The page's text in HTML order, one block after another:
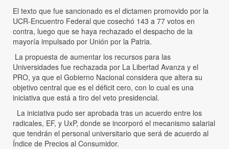
El texto que fue sancionado es el dictamen promovido por la
UCR-Encuentro Federal que cosechó 143 a 77 votos en
contra, luego que se haya rechazado el despacho de la
mayoría impulsado por Unión por la Patria.
La propuesta de aumentar los recursos para las
Universidades fue rechazada por La Libertad Avanza y el
PRO, ya que el Gobierno Nacional considera que altera su
objetivo central que es el déficit cero, con lo cual es una
iniciativa que está a tiro del veto presidencial.
La iniciativa pudo ser aprobada tras un acuerdo entre los
radicales, EF, y UxP, donde se incorporó el mecanismo salarial
que tendrán el personal universitario que será de acuerdo al
Índice de Precios al Consumidor.